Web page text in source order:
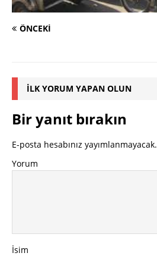
ÖNCEKI
İLK YORUM YAPAN OLUN
Bir yanıt bırakın
E-posta hesabınız yayımlanmayacak.
Yorum
İsim